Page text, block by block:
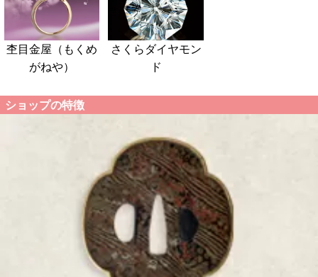
杢目金屋（もくめ
がねや）
さくらダイヤモン
ド
ショップの特徴